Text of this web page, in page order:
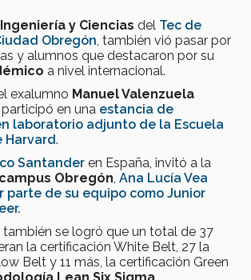
y Ciencias del Tec de
Obregón, también vió pasar por
y alumnos que destacaron por su
a nivel internacional.
exalumno Manuel Valenzuela
participó en una estancia de
laboratorio adjunto de la Escuela
Harvard.
Santander en España, invitó a la
Obregón, Ana Lucía Vea
parte de su equipo como Junior
también se logró que un total de 37
la certificación White Belt, 27 la
Belt y 11 más, la certificación Green